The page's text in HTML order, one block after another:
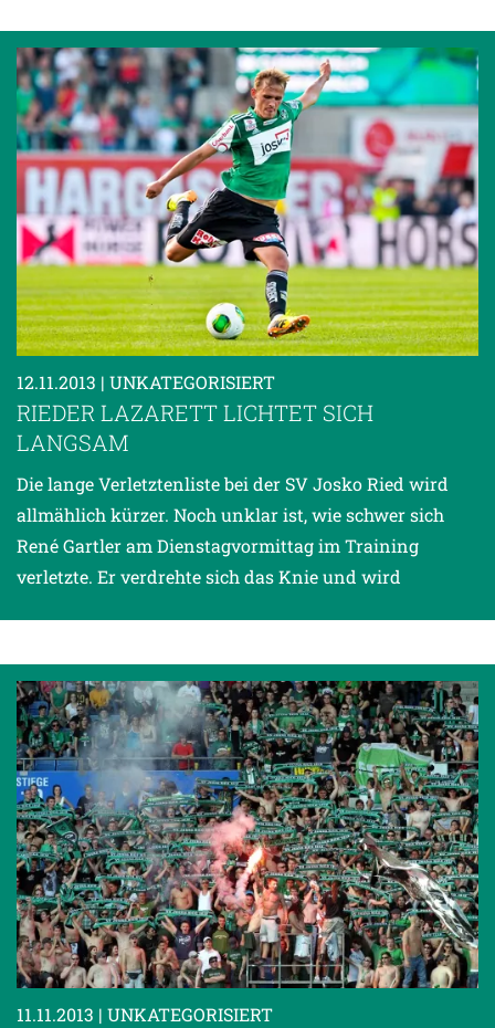
12.11.2013 | UNKATEGORISIERT
RIEDER LAZARETT LICHTET SICH
LANGSAM
Die lange Verletztenliste bei der SV Josko Ried wird
allmählich kürzer. Noch unklar ist, wie schwer sich
René Gartler am Dienstagvormittag im Training
verletzte. Er verdrehte sich das Knie und wird
11.11.2013 | UNKATEGORISIERT